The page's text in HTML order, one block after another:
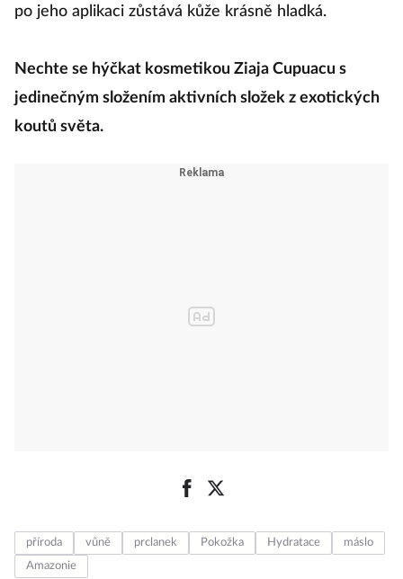
po jeho aplikaci zůstává kůže krásně hladká.
Nechte se hýčkat kosmetikou Ziaja Cupuacu s
jedinečným složením aktivních složek z exotických
koutů světa.
příroda vůně prclanek Pokožka Hydratace
máslo
Amazonie